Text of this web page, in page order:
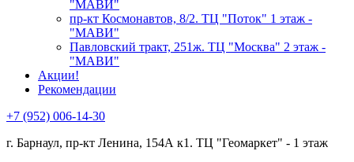
"МАВИ"
пр-кт Космонавтов, 8/2. ТЦ "Поток" 1 этаж -
"МАВИ"
Павловский тракт, 251ж. ТЦ "Москва" 2 этаж -
"МАВИ"
Акции!
Рекомендации
+7 (952) 006-14-30
г. Барнаул, пр-кт Ленина, 154А к1. ТЦ "Геомаркет" - 1 этаж